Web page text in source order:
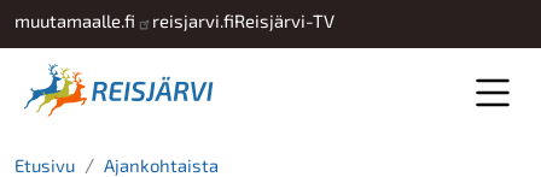
Hyppää pääsisältöön
muutamaalle.fi reisjarvi.fiReisjärvi-TV
Etusivu Ajankohtaista